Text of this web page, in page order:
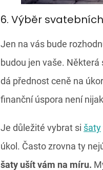
6. Výběr
Jen na vás bude
budou jen vaše.
dá přednost ceně na
finanční úspora není
Je důležité vybrat si šaty
úkol. Často zrovna ty
šaty ušít vám na míru.